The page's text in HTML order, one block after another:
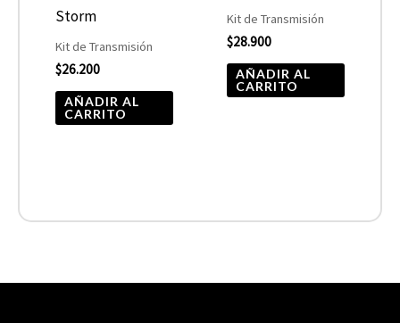
Storm
Kit de Transmisión
$26.200
AÑADIR AL
CARRITO
Kit de Transmisión
$28.900
AÑADIR AL
CARRITO